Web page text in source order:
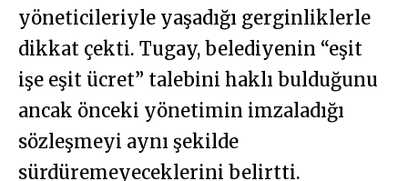
yöneticileriyle yaşadığı gerginliklerle
dikkat çekti. Tugay, belediyenin “eşit
işe eşit ücret” talebini haklı bulduğunu
ancak önceki yönetimin imzaladığı
sözleşmeyi aynı şekilde
sürdüremeyeceklerini belirtti.